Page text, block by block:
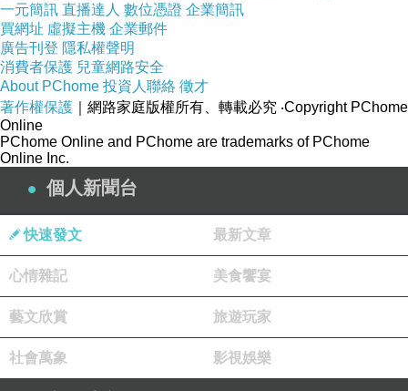
所以到了雪山路24.5K？鳶嘴山的登山口，停車
時我們商量了一下，還是取消了爬鳶嘴山登山的
行程。於是我提議直接不如去爬稍來山，因為網
路上說稍來山登山步道是「觀光客等級」的
「之」字緩坡，下雨也沒有安全顧慮。於是又續
開車去雪山路
到時才知道登山口位於大雪山景區內，要買票入
貼這趟阿榮的油錢。
衣不便，於是我就把準備好的登山背包放在他車
一元簡訊 直播達人 數位憑證 企業簡訊
買網址 虛擬主機 企業郵件
廣告刊登 隱私權聲明
消費者保護 兒童網路安全
About PChome 投資人聯絡 徵才
著作權保護 ｜網路家庭版權所有、轉載必究 ‧Copyright PChome
Online
PChome Online and PChome are trademarks of PChome
Online Inc.
個人新聞台
快速發文 最新文章
心情雜記 美食饗宴
藝文欣賞 旅遊玩家
社會萬象 影視娛樂